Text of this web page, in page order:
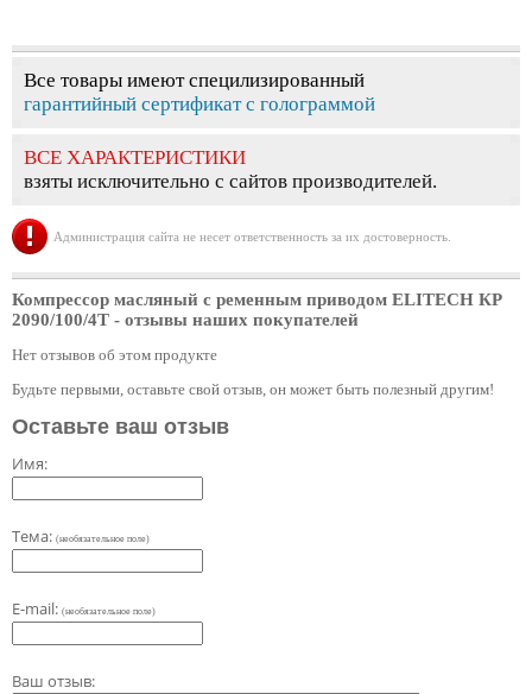
Все товары имеют специлизированный
гарантийный сертификат с голограммой
ВСЕ ХАРАКТЕРИСТИКИ
взяты исключительно с сайтов производителей.
Администрация сайта не несет ответственность за их достоверность.
Компрессор масляный с ременным приводом ELITECH КР
2090/100/4Т - отзывы наших покупателей
Нет отзывов об этом продукте
Будьте первыми, оставьте свой отзыв, он может быть полезный другим!
Оставьте ваш отзыв
Имя:
Тема: (необязательное поле)
E-mail: (необязательное поле)
Ваш отзыв: